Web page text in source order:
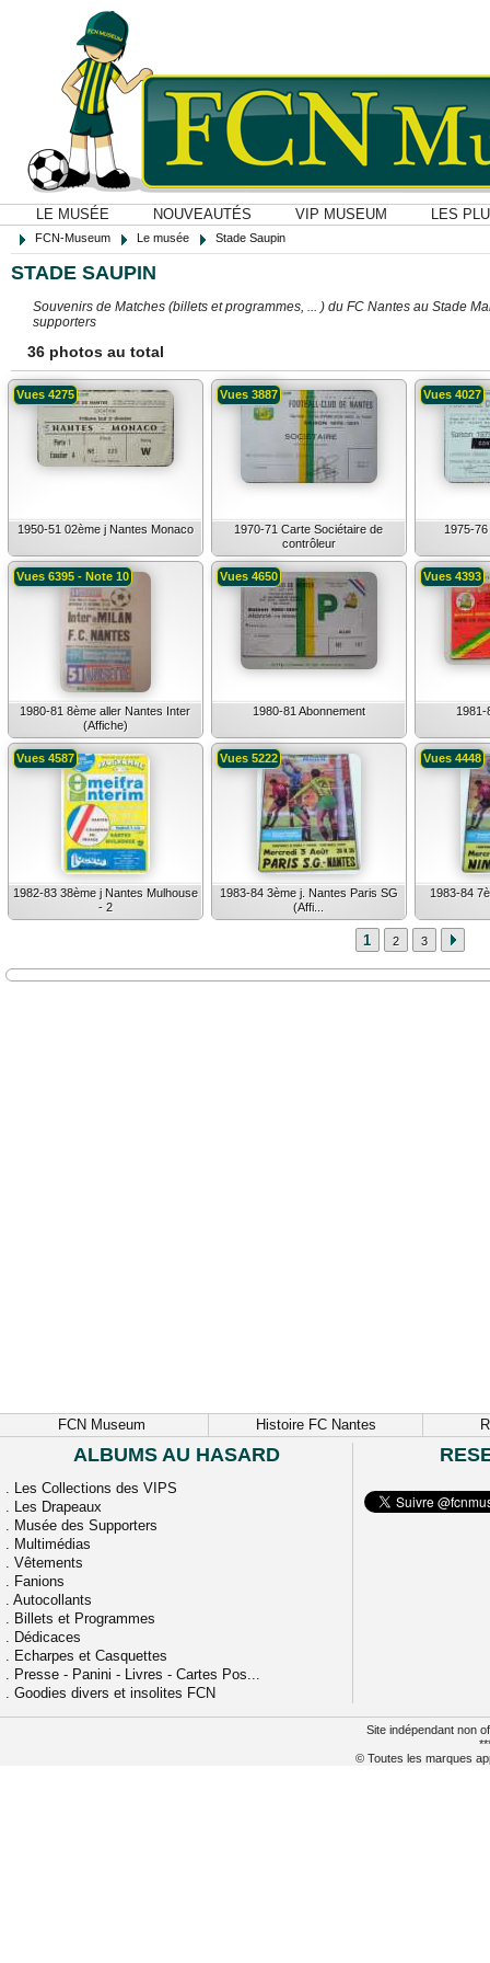
LE MUSÉE NOUVEAUTÉS VIP MUSEUM LES
FCN-Museum Le musée Stade Saupin
STADE SAUPIN
Souvenirs de Matches (billets et programmes, ... ) du FC Nantes au Stade
supporters
36 photos au total
1950-51 02ème j Nantes Monaco
Vues 4275
1970-71 Carte Sociétaire de
contrôleur
Vues 3887
1975-
Vues 4027
1980-81 8ème aller Nantes Inter
(Affiche)
Vues 6395 - Note 10
1980-81 Abonnement
Vues 4650
1981-
Vues 4393
1982-83 38ème j Nantes Mulhouse
- 2
Vues 4587
1983-84 3ème j. Nantes Paris SG
(Affi...
Vues 5222
1983-84
Vues 4448
1 2 3
FCN Museum Histoire FC Nantes
ALBUMS AU HASARD
. Les Collections des VIPS
. Les Drapeaux
. Musée des Supporters
. Multimédias
. Vêtements
. Fanions
. Autocollants
. Billets et Programmes
. Dédicaces
. Echarpes et Casquettes
. Presse - Panini - Livres - Cartes Pos...
. Goodies divers et insolites FCN
Site indépendant non
© Toutes les marques